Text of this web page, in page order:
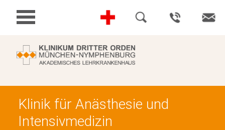
Klinik für Anästhesie und
Intensivmedizin